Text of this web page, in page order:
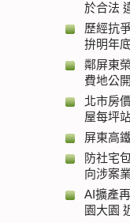
於合法
歷經抗
拚明年
鄰屏東
費地公
北市房
屋每坪
屏東高
防社宅
向涉案
AI擴產
園大園